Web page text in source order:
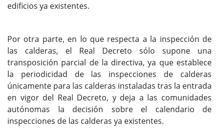
edificios ya existentes.
Por otra parte, en lo que respecta a la inspección de
las calderas, el Real Decreto sólo supone una
transposición parcial de la directiva, ya que establece
la periodicidad de las inspecciones de calderas
únicamente para las calderas instaladas tras la entrada
en vigor del Real Decreto, y deja a las comunidades
autónomas la decisión sobre el calendario de
inspecciones de las calderas ya existentes.